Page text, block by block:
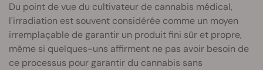
Du point de vue du cultivateur de cannabis médical,
l'irradiation est souvent considérée comme un moyen
irremplaçable de garantir un produit fini sûr et propre,
même si quelques-uns affirment ne pas avoir besoin de
ce processus pour garantir du cannabis sans